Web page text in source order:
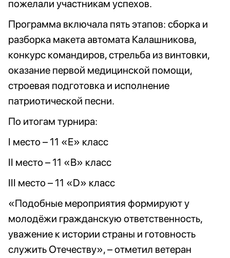
пожелали участникам успехов.
Программа включала пять этапов: сборка и
разборка макета автомата Калашникова,
конкурс командиров, стрельба из винтовки,
оказание первой медицинской помощи,
строевая подготовка и исполнение
патриотической песни.
По итогам турнира:
I место – 11 «Е» класс
II место – 11 «В» класс
III место – 11 «D» класс
«Подобные мероприятия формируют у
молодёжи гражданскую ответственность,
уважение к истории страны и готовность
служить Отечеству», – отметил ветеран